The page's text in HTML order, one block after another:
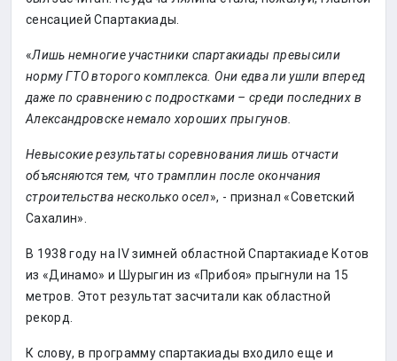
сенсацией Спартакиады.
«Лишь немногие участники спартакиады превысили
норму ГТО второго комплекса. Они едва ли ушли вперед
даже по сравнению с подростками – среди последних в
Александровске немало хороших прыгунов.
Невысокие результаты соревнования лишь отчасти
объясняются тем, что трамплин после окончания
строительства несколько осел», - признал «Советский
Сахалин».
В 1938 году на IV зимней областной Спартакиаде Котов
из «Динамо» и Шурыгин из «Прибоя» прыгнули на 15
метров. Этот результат засчитали как областной
рекорд.
К слову, в программу спартакиады входило еще и